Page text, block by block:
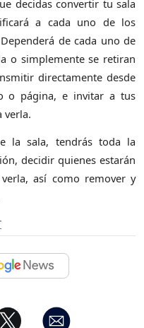
decidas convertir tu sala
a cada uno de los
de cada uno de
o simplemente se retiran
directamente desde
o página, e invitar a tus
verla.
la sala, tendrás toda la
decidir quienes estarán
así como remover y